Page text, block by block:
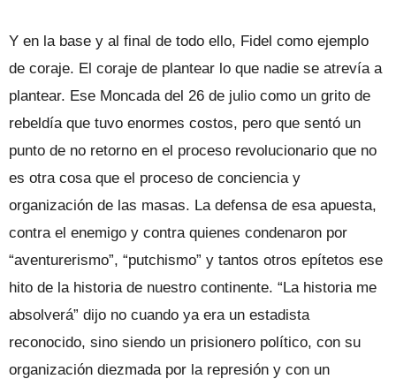
Y en la base y al final de todo ello, Fidel como ejemplo
de coraje. El coraje de plantear lo que nadie se atrevía a
plantear. Ese Moncada del 26 de julio como un grito de
rebeldía que tuvo enormes costos, pero que sentó un
punto de no retorno en el proceso revolucionario que no
es otra cosa que el proceso de conciencia y
organización de las masas. La defensa de esa apuesta,
contra el enemigo y contra quienes condenaron por
“aventurerismo”, “putchismo” y tantos otros epítetos ese
hito de la historia de nuestro continente. “La historia me
absolverá” dijo no cuando ya era un estadista
reconocido, sino siendo un prisionero político, con su
organización diezmada por la represión y con un